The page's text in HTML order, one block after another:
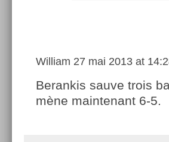
William 27 mai 2013 at
Berankis sauve trois
mène maintenant 6-5.